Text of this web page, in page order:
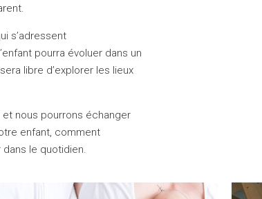
s’adressent
pourra évoluer dans un
libre d’explorer les lieux
nous pourrons échanger
enfant, comment
dans le quotidien.